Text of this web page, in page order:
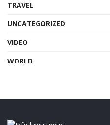
TRAVEL
UNCATEGORIZED
VIDEO
WORLD